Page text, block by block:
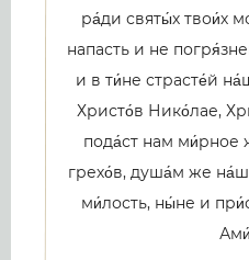
ра́ди святы́х твои́х
напасть и не
и в ти́не страсте́й
Христо́в Нико́лае,
пода́ст нам ми́рное
грехо́в, душа́м же
ми́лость, ны́не и